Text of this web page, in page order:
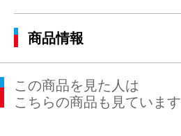
商品情報
この商品を見た人は
こちらの商品も見ています